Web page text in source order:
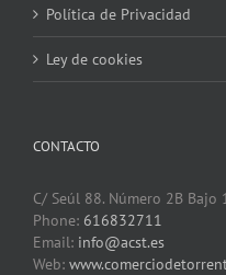
Política de Privacidad
Ley de cookies
CONTACTO
C/ Seúl 88. Número 2B Bajo
Phone: 616832711
Email: info@acst.es
Web: